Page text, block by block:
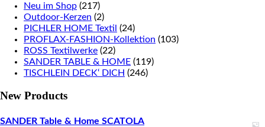
Neu im Shop (217)
Outdoor-Kerzen (2)
PICHLER HOME Textil (24)
PROFLAX-FASHION-Kollektion (103)
ROSS Textilwerke (22)
SANDER TABLE & HOME (119)
TISCHLEIN DECK‘ DICH (246)
New Products
SANDER Table & Home SCATOLA